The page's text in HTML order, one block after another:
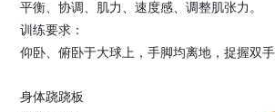
平衡、协调、肌力、速度感、调整肌张力。
训练要求：
仰卧、俯卧于大球上，手脚均离地，捉握双
身体跷跷板